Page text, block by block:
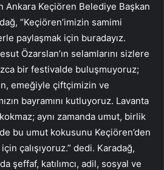
Ankara Keçiören Belediye Başkan
“Keçiören’imizin samimi
paylaşmak için buradayız.
Özarslan’ın selamlarını sizlere
bir festivalde buluşmuyoruz;
emeğiyle çiftçimizin ve
bayramını kutluyoruz. Lavanta
aynı zamanda umut, birlik
bu umut kokusunu Keçiören’den
çalışıyoruz.” dedi. Karadağ,
şeffaf, katılımcı, adil, sosyal ve